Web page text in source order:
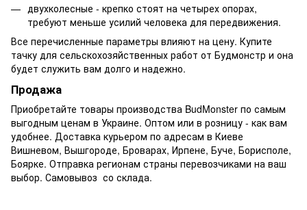
двухколесные - крепко стоят на четырех опорах,
требуют меньше усилий человека для передвижения.
Все перечисленные параметры влияют на цену. Купите
тачку для сельскохозяйственных работ от Будмонстр и она
будет служить вам долго и надежно.
Продажа
Приобретайте товары производства BudMonster по самым
выгодным ценам в Украине. Оптом или в розницу - как вам
удобнее. Доставка курьером по адресам в Киеве
Вишневом, Вышгороде, Броварах, Ирпене, Буче, Борисполе,
Боярке. Отправка регионам страны перевозчиками на ваш
выбор. Самовывоз со склада.